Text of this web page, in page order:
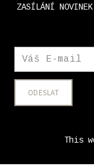
ZASÍLÁNÍ
ODESLAT
This